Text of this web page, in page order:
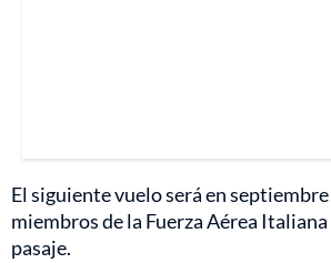
El siguiente vuelo será en
miembros de la Fuerza Aérea
pasaje.